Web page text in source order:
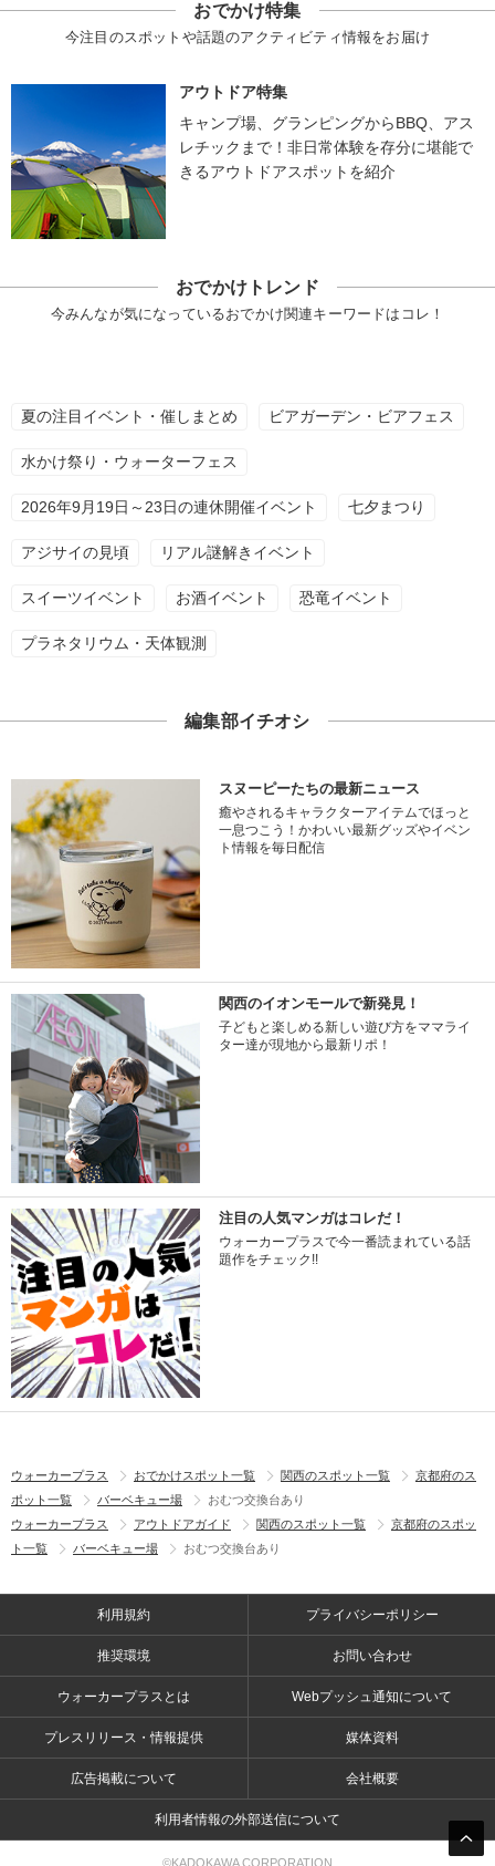
おでかけ特集
今注目のスポットや話題のアクティビティ情報をお届け
アウトドア特集
キャンプ場、グランピングからBBQ、アス
レチックまで！非日常体験を存分に堪能で
きるアウトドアスポットを紹介
おでかけトレンド
今みんなが気になっているおでかけ関連キーワードはコレ！
夏の注目イベント・催しまとめ ビアガーデン・ビアフェス
水かけ祭り・ウォーターフェス
2026年9月19日～23日の連休開催イベント 七夕まつり
アジサイの見頃 リアル謎解きイベント
スイーツイベント お酒イベント 恐竜イベント
プラネタリウム・天体観測
編集部イチオシ
スヌーピーたちの最新ニュース
癒やされるキャラクターアイテムでほっと
一息つこう！かわいい最新グッズやイベン
ト情報を毎日配信
関西のイオンモールで新発見！
子どもと楽しめる新しい遊び方をママライ
ター達が現地から最新リポ！
注目の人気マンガはコレだ！
ウォーカープラスで今一番読まれている話
題作をチェック!!
ウォーカープラス おでかけスポット一覧 関西のスポット一覧
京都府のス
ポット一覧
バーベキュー場
おむつ交換台あり
ウォーカープラス
アウトドアガイド 関西のスポット一覧
京都府のスポッ
ト一覧
バーベキュー場 おむつ交換台あり
利用規約 プライバシーポリシー
推奨環境 お問い合わせ
ウォーカープラスとは Webプッシュ通知について
プレスリリース・情報提供 媒体資料
広告掲載について 会社概要
利用者情報の外部送信について
©KADOKAWA CORPORATION